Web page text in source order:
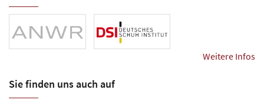
Weitere Infos
Sie finden uns auch auf